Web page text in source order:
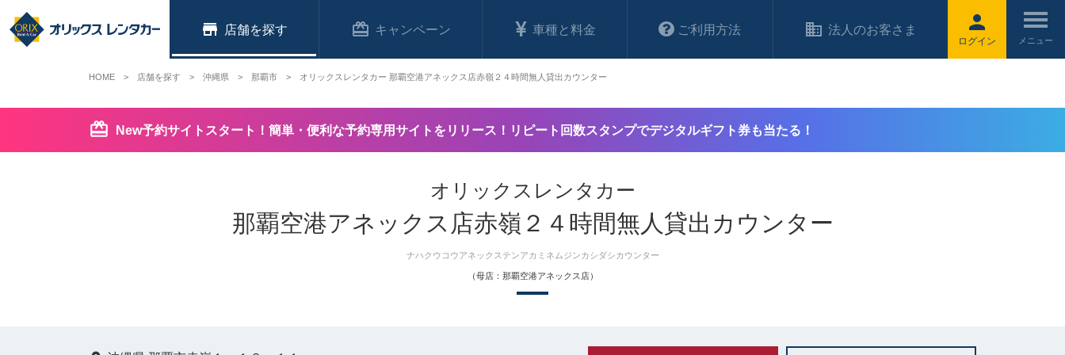
ログイン
店舗 キャンペーン 車種と料金 ご利用方法 法人のお客さま
New予約サイトスタート！簡単・便利な予約専用サイトをリリース！リピート回数スタンプでデジタルギフト券も当たる！
オリックスレンタカー
那覇空港アネックス店赤嶺２４時間無人貸出カウンター
ナハクウコウアネックステンアカミネムジンカシダシカウンター
（母店：那覇空港アネックス店）
HOME 店舗を探す 沖縄県 那覇市 オリックスレンタカー 那覇空港アネックス店赤嶺２４時間無人貸出カウンター